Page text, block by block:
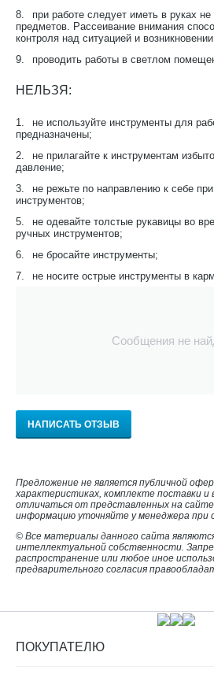
8.
при работе следует иметь в руках
предметов. Рассеивание внимания
контроля над ситуацией и
9.
проводить работы в светлом
НЕЛЬЗЯ:
1.
не используйте инструменты для
предназначены;
2.
не прилагайте к инструментам
давление;
3.
не режьте по направлению к себе
инструментов;
5.
не одевайте толстые рукавицы во
ручных инструментов;
6.
не бросайте инструменты;
7.
не носите острые инструменты в
Сообщения не
НАПИСАТЬ ОТЗЫВ
Предложение не является публичной
характеристиках, комплекте поставки
отличаться от представленных на
информацию уточняйте у менеджера при
© Все материалы данного сайта
интеллектуальной собственности.
распространение или любое иное
предварительного согласия
ПОКУПАТЕЛЮ